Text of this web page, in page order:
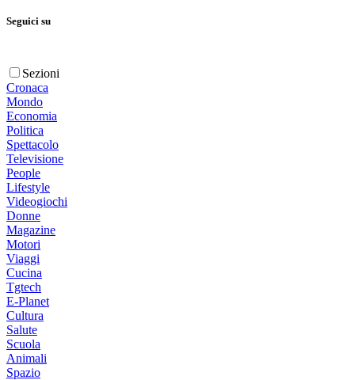
Seguici su
Sezioni
Cronaca
Mondo
Economia
Politica
Spettacolo
Televisione
People
Lifestyle
Videogiochi
Donne
Magazine
Motori
Viaggi
Cucina
Tgtech
E-Planet
Cultura
Salute
Scuola
Animali
Spazio